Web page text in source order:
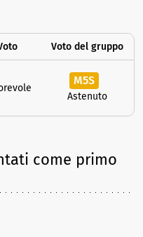
Voto del gruppo
M5S
Astenuto
come primo